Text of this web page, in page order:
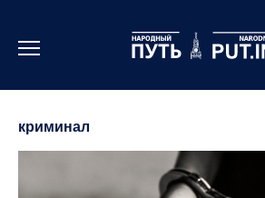
содержанию
криминал